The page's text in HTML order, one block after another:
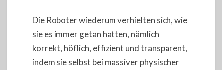
Die Roboter wiederum verhielten sich, wie
sie es immer getan hatten, nämlich
korrekt, höflich, effizient und transparent,
indem sie selbst bei massiver physischer